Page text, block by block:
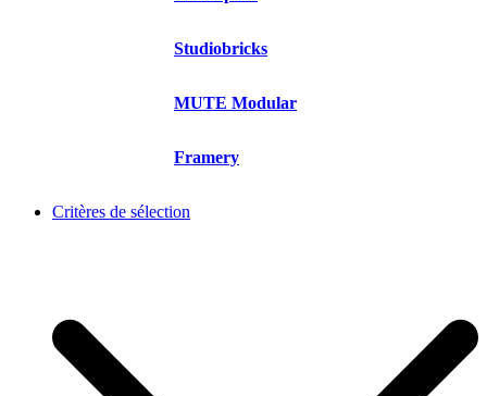
Studiobricks
MUTE Modular
Framery
Critères de sélection